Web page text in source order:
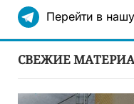
Перейти в
СВЕЖИЕ